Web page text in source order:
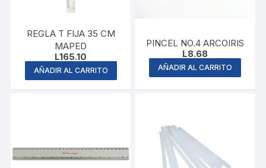
REGLA T FIJA 35 CM
MAPED
L165.10
AÑADIR AL CARRITO
PINCEL NO.4 ARCOIRIS
L8.68
AÑADIR AL CARRITO